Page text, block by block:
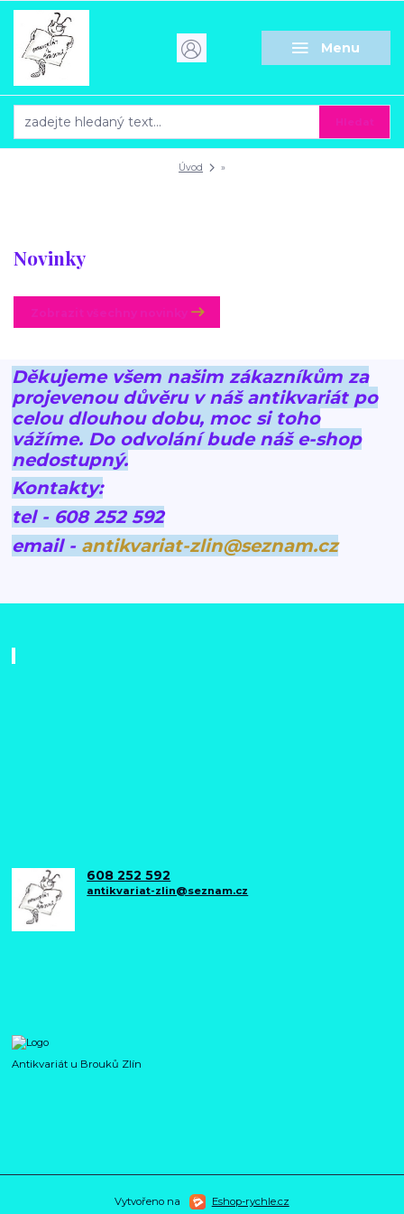
Menu
Úvod »
Novinky
Děkujeme všem našim zákazníkům za
projevenou důvěru v náš antikvariát po
celou dlouhou dobu, moc si toho
vážíme. Do odvolání bude náš e-shop
nedostupný.
Kontakty:
tel - 608 252 592
email - antikvariat-zlin@seznam.cz
608 252 592
antikvariat-zlin@seznam.cz
Antikvariát u Brouků Zlín
Vytvořeno na Eshop-rychle.cz